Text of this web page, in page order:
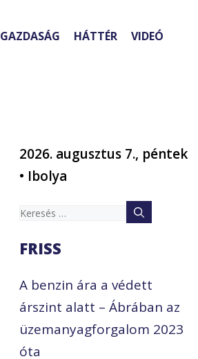
GAZDASÁG HÁTTÉR VIDEÓ
2026. augusztus 7., péntek
• Ibolya
Keresés:
FRISS
A benzin ára a védett
árszint alatt – Ábrában az
üzemanyagforgalom 2023
óta